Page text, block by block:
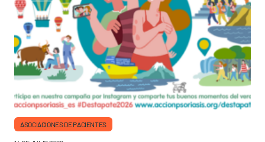
ASOCIACIONES DE PACIENTES